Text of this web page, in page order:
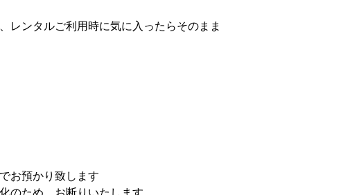
レンタルご利用時に気に入ったらそのまま
お預かり致します